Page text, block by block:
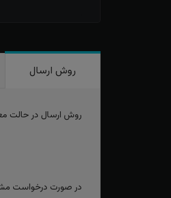
روش ارسال
روش ارسال در حالت
در صورت درخواست